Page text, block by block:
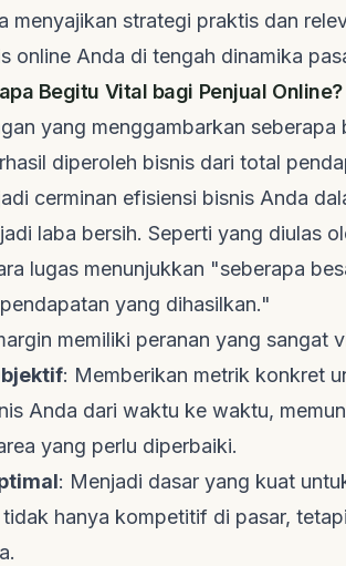
menyajikan strategi praktis dan
online Anda di tengah dinamika
Begitu Vital bagi Penjual Online?
yang menggambarkan seberapa
diperoleh bisnis dari total
cerminan efisiensi bisnis Anda
laba bersih. Seperti yang diulas
lugas menunjukkan "seberapa
yang dihasilkan."
memiliki peranan yang sangat
: Memberikan metrik konkret
Anda dari waktu ke waktu,
yang perlu diperbaiki.
: Menjadi dasar yang kuat
hanya kompetitif di pasar,